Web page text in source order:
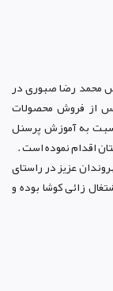
محمد رضا صبوری در
پس از فروش محصولات
به آموزش پرسنل
اقدام نموده است .
عزیز در راستای
زائی کوشا بوده و